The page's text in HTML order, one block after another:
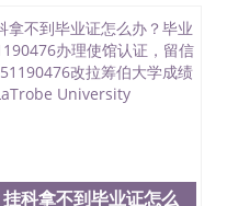
科拿不到毕业证怎么